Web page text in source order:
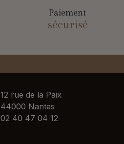
Paiement
sécurisé
12 rue de la Paix
44000 Nantes
02 40 47 04 12